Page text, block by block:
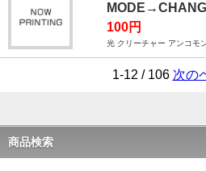
100円
光 クリーチャー アンコモ
1-12 / 106 次の
商品検索